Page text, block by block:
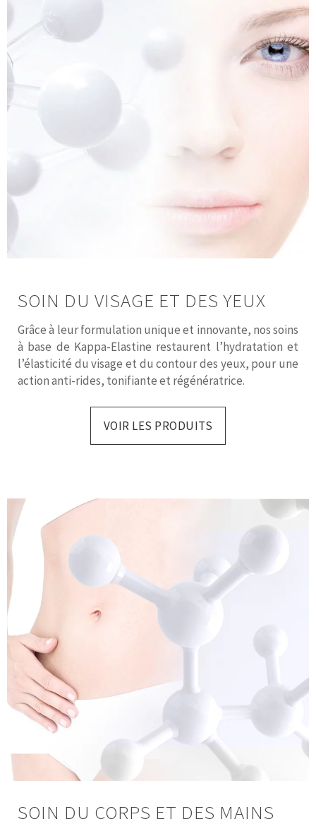
SOIN DU VISAGE ET DES YEUX
Grâce à leur formulation unique et innovante, nos soins
à base de Kappa-Elastine restaurent l’hydratation et
l’élasticité du visage et du contour des yeux, pour une
action anti-rides, tonifiante et régénératrice.
VOIR LES PRODUITS
SOIN DU CORPS ET DES MAINS